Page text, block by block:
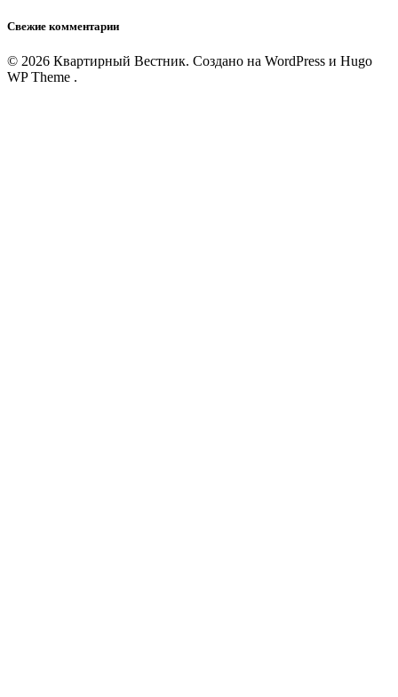
Свежие комментарии
© 2026 Квартирный Вестник. Создано на WordPress и Hugo
WP Theme .